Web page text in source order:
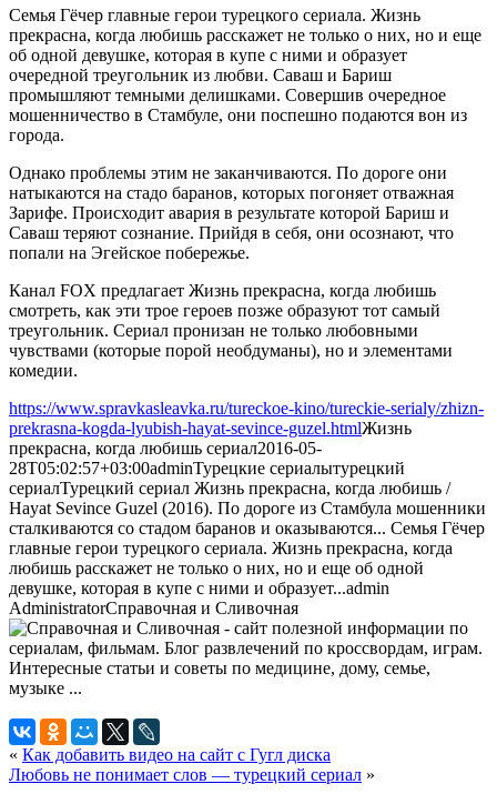
Семья Гёчер главные герои турецкого сериала. Жизнь
прекрасна, когда любишь расскажет не только о них, но и еще
об одной девушке, которая в купе с ними и образует
очередной треугольник из любви. Саваш и Бариш
промышляют темными делишками. Совершив очередное
мошенничество в Стамбуле, они поспешно подаются вон из
города.
Однако проблемы этим не заканчиваются. По дороге они
натыкаются на стадо баранов, которых погоняет отважная
Зарифе. Происходит авария в результате которой Бариш и
Саваш теряют сознание. Прийдя в себя, они осознают, что
попали на Эгейское побережье.
Канал FOX предлагает Жизнь прекрасна, когда любишь
смотреть, как эти трое героев позже образуют тот самый
треугольник. Сериал пронизан не только любовными
чувствами (которые порой необдуманы), но и элементами
комедии.
https://www.spravkasleavka.ru/tureckoe-kino/tureckie-serialy/zhizn-
prekrasna-kogda-lyubish-hayat-sevince-guzel.htmlЖизнь
прекрасна, когда любишь сериал2016-05-
28T05:02:57+03:00adminТурецкие сериалытурецкий
сериалТурецкий сериал Жизнь прекрасна, когда любишь /
Hayat Sevince Guzel (2016). По дороге из Стамбула мошенники
сталкиваются со стадом баранов и оказываются... Семья Гёчер
главные герои турецкого сериала. Жизнь прекрасна, когда
любишь расскажет не только о них, но и еще об одной
девушке, которая в купе с ними и образует...admin
AdministratorСправочная и Сливочная
« Как добавить видео на сайт с Гугл диска
Любовь не понимает слов — турецкий сериал »